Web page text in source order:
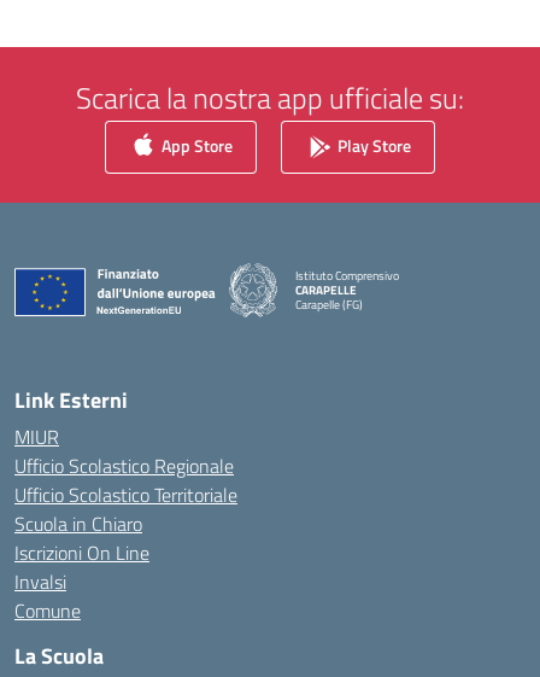
Scarica la nostra app ufficiale su:
App Store Play Store
Istituto Comprensivo
CARAPELLE
Carapelle (FG)
— Visita la pagina iniziale della scuola
Link Esterni
MIUR
Ufficio Scolastico Regionale
Ufficio Scolastico Territoriale
Scuola in Chiaro
Iscrizioni On Line
Invalsi
Comune
La Scuola